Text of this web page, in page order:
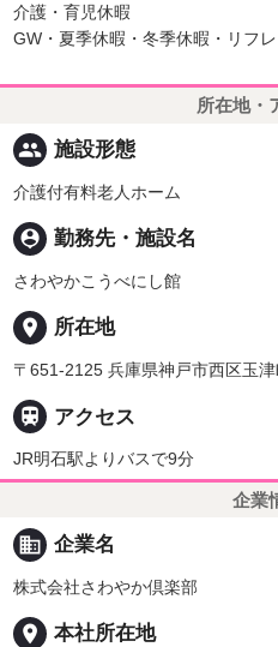
介護・育児休暇
GW・夏季休暇・冬季休暇・リフ
所在地・
people 施設形態
介護付有料老人ホーム
person_pin 勤務先・施設名
さわやかこうべにし館
place 所在地
〒651-2125 兵庫県神戸市西区玉
 アクセス
JR明石駅よりバスで9分
企業
business 企業名
株式会社さわやか倶楽部
place 本社所在地